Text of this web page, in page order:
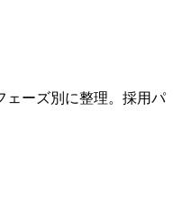
ェーズ別に整理。採用パ